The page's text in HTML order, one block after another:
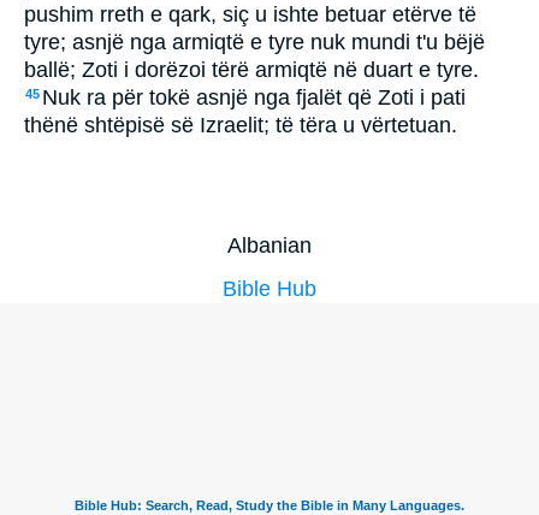
pushim rreth e qark, siç u ishte betuar etërve të
tyre; asnjë nga armiqtë e tyre nuk mundi t'u bëjë
ballë; Zoti i dorëzoi tërë armiqtë në duart e tyre.
45 Nuk ra për tokë asnjë nga fjalët që Zoti i pati
thënë shtëpisë së Izraelit; të tëra u vërtetuan.
Albanian
Bible Hub